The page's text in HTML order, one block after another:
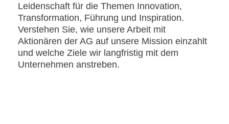
Leidenschaft für die Themen Innovation,
Transformation, Führung und Inspiration.
Verstehen Sie, wie unsere Arbeit mit
Aktionären der AG auf unsere Mission einzahlt
und welche Ziele wir langfristig mit dem
Unternehmen anstreben.